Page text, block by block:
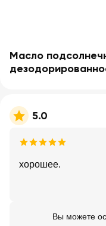
Масло
5.0
хорошее.
Вы можете